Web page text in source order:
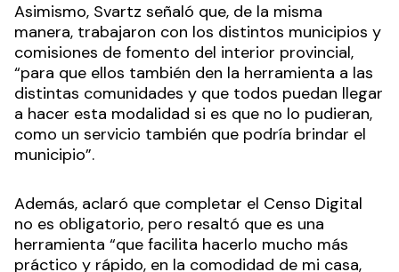
Asimismo, Svartz señaló que, de la misma
manera, trabajaron con los distintos municipios y
comisiones de fomento del interior provincial,
“para que ellos también den la herramienta a las
distintas comunidades y que todos puedan llegar
a hacer esta modalidad si es que no lo pudieran,
como un servicio también que podría brindar el
municipio”.
Además, aclaró que completar el Censo Digital
no es obligatorio, pero resaltó que es una
herramienta “que facilita hacerlo mucho más
práctico y rápido, en la comodidad de mi casa,